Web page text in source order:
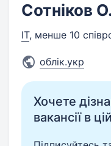
Сотніков
IT, менше 10
облік.укр
Хочете
вакансії в